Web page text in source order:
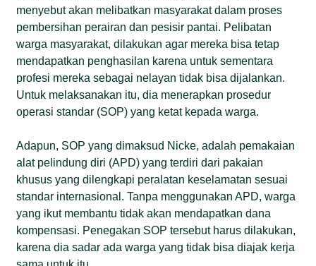
menyebut akan melibatkan masyarakat dalam proses
pembersihan perairan dan pesisir pantai. Pelibatan
warga masyarakat, dilakukan agar mereka bisa tetap
mendapatkan penghasilan karena untuk sementara
profesi mereka sebagai nelayan tidak bisa dijalankan.
Untuk melaksanakan itu, dia menerapkan prosedur
operasi standar (SOP) yang ketat kepada warga.
Adapun, SOP yang dimaksud Nicke, adalah pemakaian
alat pelindung diri (APD) yang terdiri dari pakaian
khusus yang dilengkapi peralatan keselamatan sesuai
standar internasional. Tanpa menggunakan APD, warga
yang ikut membantu tidak akan mendapatkan dana
kompensasi. Penegakan SOP tersebut harus dilakukan,
karena dia sadar ada warga yang tidak bisa diajak kerja